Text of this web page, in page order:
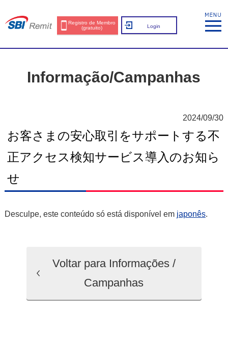
Registro de Membro
(gratuito)
Login
Informação/Campanhas
2024/09/30
お客さまの安心取引をサポートする不
正アクセス検知サービス導入のお知ら
せ
Desculpe, este conteúdo só está disponível em japonês.
Voltar para Informações /
Campanhas